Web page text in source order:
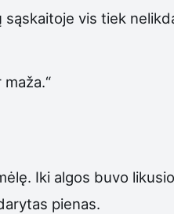
sąskaitoje vis tiek
Iki algos buvo
pienas.